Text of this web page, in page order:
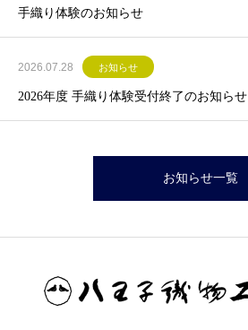
手織り体験のお知らせ
2026.07.28 お知らせ
2026年度 手織り体験受付終了のお知らせ
お知らせ一覧